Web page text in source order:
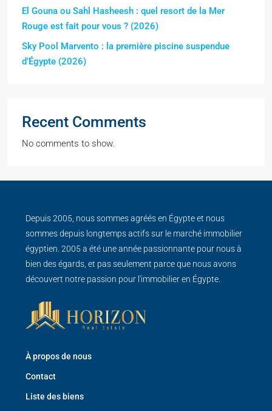
El Gouna ou Sahl Hasheesh : quel resort de la Mer
Rouge est fait pour vous ? (2026)
Sky Pool Marvento : la première piscine suspendue
d’Égypte (2026)
Recent Comments
No comments to show.
Depuis 2005, nous sommes agréés en Égypte et nous
sommes depuis longtemps actifs sur le marché immobilier
égyptien. 2005 a été une année passionnante pour nous à
bien des égards, et pas seulement parce que nous avons
découvert notre passion pour l'immobilier en Égypte.
À propos de nous
Contact
Liste des biens